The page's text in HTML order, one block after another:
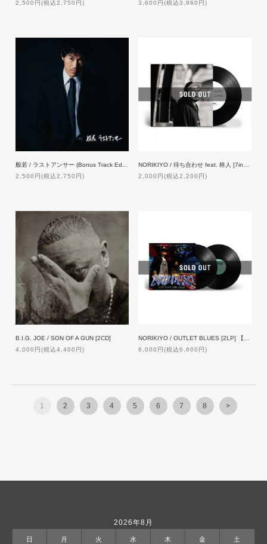
2,500円(税込2,750円)
3,600円(税込3,960円)
2,500円(税込2,750円)
2,000円(税込2,200円)
B.I.G. JOE / SON OF A GUN [2CD]
4,000円(税込4,400円)
6,000円(税込6,600円)
1 2 3 4 5 6 7 8 >
2026年8月
日 月 火 水 木 金 土